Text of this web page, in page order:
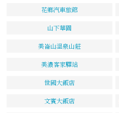
花鄉汽車旅館
山下華園
美崙山溫泉山莊
美濃客家驛站
世國大飯店
文賓大飯店